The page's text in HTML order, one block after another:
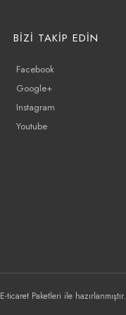
BİZİ TAKİP EDİN
Facebook
Google+
Instagram
Youtube
E-ticaret Paketleri ile hazırlanmıştır.